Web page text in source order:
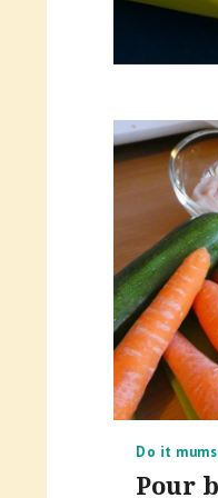
Categories
Do it
Pour